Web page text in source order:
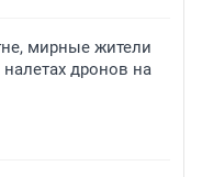
мирные жители
дронов на